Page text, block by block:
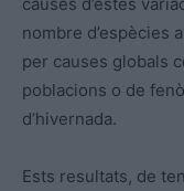
nombre d’espècies
per causes globals
poblacions o de
d’hivernada.
Ests resultats, de